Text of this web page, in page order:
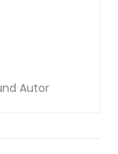
Autor